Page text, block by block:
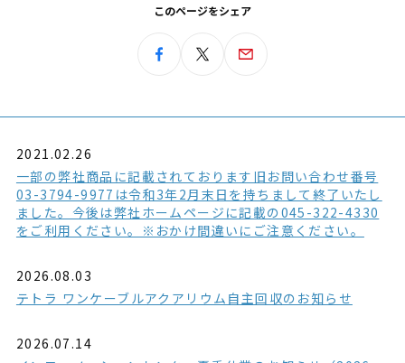
このページをシェア
2021.02.26
一部の弊社商品に記載されております旧お問い合わせ番号
03-3794-9977は令和3年2月末日を持ちまして終了いたし
ました。今後は弊社ホームページに記載の045-322-4330
をご利用ください。※おかけ間違いにご注意ください。
2026.08.03
テトラ ワンケーブルアクアリウム自主回収のお知らせ
2026.07.14